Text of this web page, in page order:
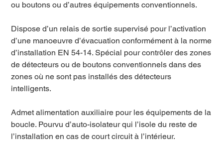
ou boutons ou d’autres équipements conventionnels.
Dispose d’un relais de sortie supervisé pour l’activation
d’une manoeuvre d’évacuation conformément à la norme
d’installation EN 54-14. Spécial pour contrôler des zones
de détecteurs ou de boutons conventionnels dans des
zones où ne sont pas installés des détecteurs
intelligents.
Admet alimentation auxiliaire pour les équipements de la
boucle. Pourvu d’auto-isolateur qui l’isole du reste de
l’installation en cas de court circuit à l’intérieur.